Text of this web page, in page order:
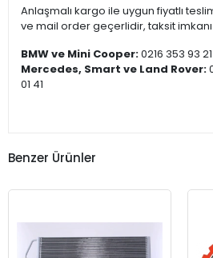
Anlaşmalı kargo ile uygun fiyatlı
ve mail order geçerlidir, taksit imkanı
BMW ve Mini Cooper:0216 353 93
Mercedes, Smart ve Land Rover:
01 41
Benzer Ürünler